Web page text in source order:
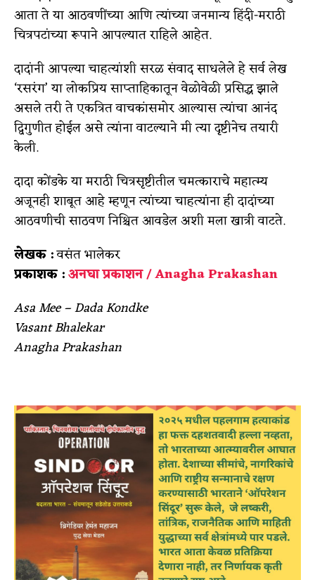
आता ते या आठवणींच्या आणि त्यांच्या जनमान्य हिंदी-मराठी
चित्रपटांच्या रूपाने आपल्यात राहिले आहेत.
दादांनी आपल्या चाहत्यांशी सरळ संवाद साधलेले हे सर्व लेख
‘रसरंग’ या लोकप्रिय साप्ताहिकातून वेळोवेळी प्रसिद्ध झाले
असले तरी ते एकत्रित वाचकांसमोर आल्यास त्यांचा आनंद
द्विगुणीत होईल असे त्यांना वाटल्याने मी त्या दृष्टीनेच तयारी
केली.
दादा कोंडके या मराठी चित्रसृष्टीतील चमत्काराचे महात्म्य
अजूनही शाबूत आहे म्हणून त्यांच्या चाहत्यांना ही दादांच्या
आठवणीची साठवण निश्चित आवडेल अशी मला खात्री वाटते.
लेखक :वसंत भालेकर
प्रकाशक :अनघा प्रकाशन / Anagha Prakashan
Asa Mee – Dada Kondke
Vasant Bhalekar
Anagha Prakashan